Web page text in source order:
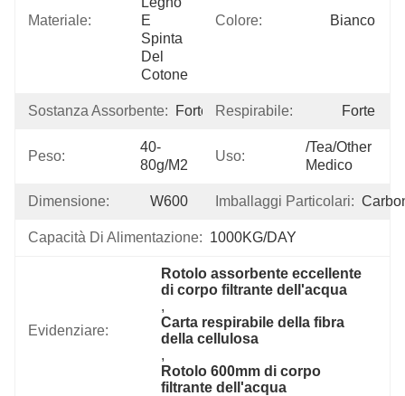
Materiale:
E
Spinta
Del
Cotone
Colore: Bianco
Sostanza Assorbente: Forte Respirabile: Forte
Peso:
40-
80g/m2
Uso:
/tea/other
Medico
Dimensione: W600 Imballaggi Particolari:
Capacità Di Alimentazione: 1000KG/DAY
Evidenziare:
Rotolo assorbente eccellente
di corpo filtrante dell'acqua
,
Carta respirabile della fibra
della cellulosa
,
Rotolo 600mm di corpo
filtrante dell'acqua